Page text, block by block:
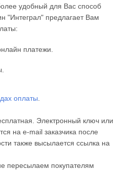
удобный для Вас способ
"Интеграл" предлагает Вам
платежи.
оплаты.
Электронный ключ или
на e-mail заказчика после
также высылается ссылка на
пересылаем покупателям